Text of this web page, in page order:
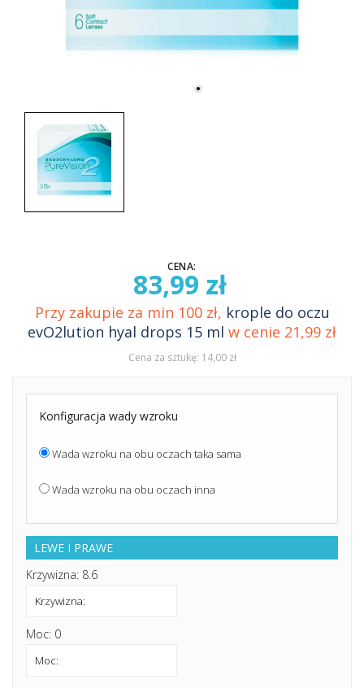
CENA:
83,99 zł
Przy zakupie za min 100 zł, krople do oczu
evO2lution hyal drops 15 ml w cenie 21,99 zł
Cena za sztukę: 14,00 zł
Konfiguracja wady wzroku
Wada wzroku na obu oczach taka sama
Wada wzroku na obu oczach inna
LEWE I PRAWE
Krzywizna: 8.6
Moc: 0